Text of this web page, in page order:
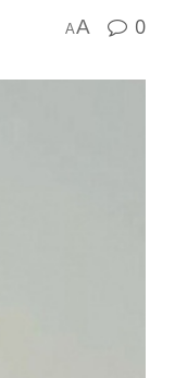
AA 0